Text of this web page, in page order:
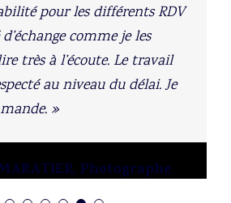
pour les différents RDV
comme je les
très à l’écoute. Le travail
au niveau du délai. Je
»
, Photographe